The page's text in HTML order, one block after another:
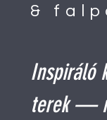
&
Inspiráló
terek —